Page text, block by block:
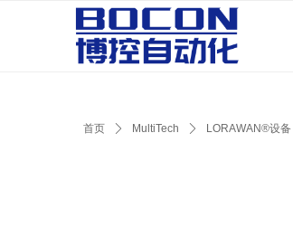
首页 ꄲ MultiTech ꄲ LORAWAN®设备